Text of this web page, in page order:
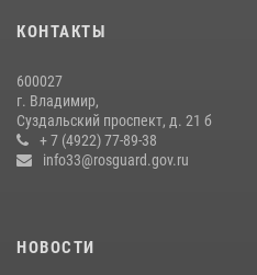
15 июля 2026, 09:05
Владимирские Росгвардейцы
проведении «Дня огурца» в Суздале
КОНТАКТЫ
600027
г. Владимир,
Суздальский проспект, д. 21 б
+ 7 (4922) 77-89-38
info33@rosguard.gov.ru
НОВОСТИ